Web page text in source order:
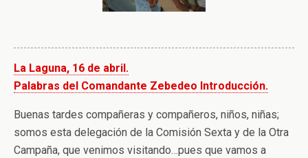
La Laguna, 16 de abril.
Palabras del Comandante Zebedeo Introducción.
Buenas tardes compañeras y compañeros, niños, niñas;
somos esta delegación de la Comisión Sexta y de la Otra
Campaña, que venimos visitando…pues que vamos a